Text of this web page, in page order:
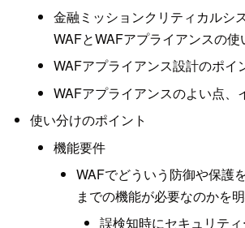
金融ミッションクリティカルシ
WAFとWAFアプライアンスの使
WAFアプライアンス設計のポイ
WAFアプライアンスのよい点、
使い分けのポイント
機能要件
WAFでどういう防御や保護
までの機能が必要なのかを
誤検知時にセキュリテ